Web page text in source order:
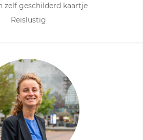
zelf geschilderd kaartje
Reislustig